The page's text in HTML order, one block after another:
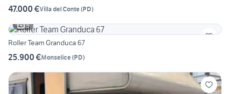
47.000 €Villa del Conte(PD)
5
Roller Team Granduca 67
25.900 €Monselice(PD)